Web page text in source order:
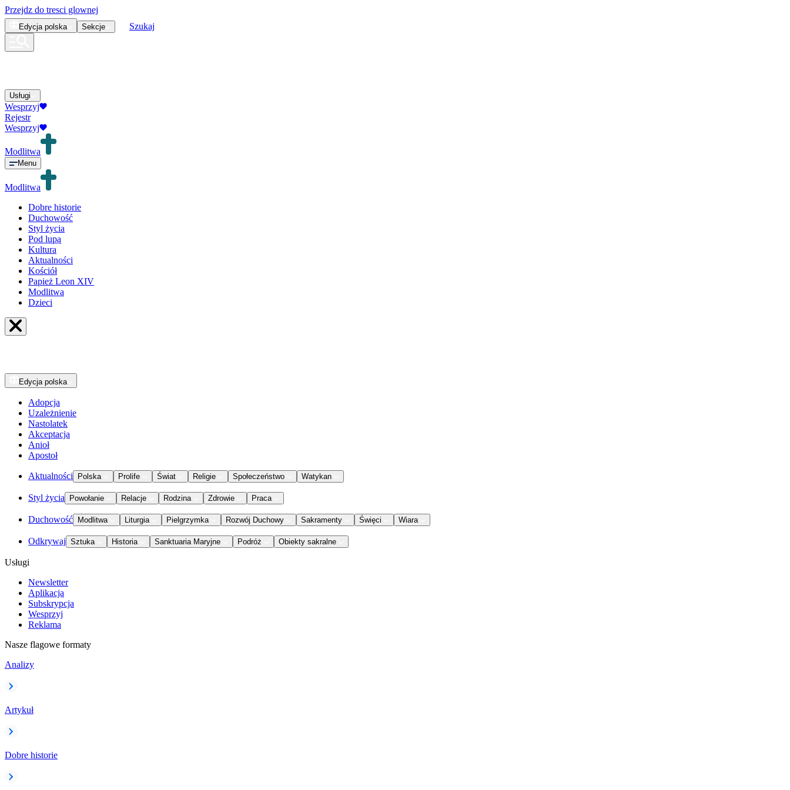
Przejdz do tresci glownej
Edycja polska Sekcje Szukaj
Usługi
Wesprzyj
Rejestr
Wesprzyj
Modlitwa
Menu
Modlitwa
Dobre historie
Duchowość
Styl życia
Pod lupą
Kultura
Aktualności
Kościół
Papież Leon XIV
Modlitwa
Dzieci
Edycja polska
Adopcja
Uzależnienie
Nastolatek
Akceptacja
Anioł
Apostoł
Aktualności Polska Prolife Świat Religie Społeczeństwo Watykan
Styl życia Powołanie Relacje Rodzina Zdrowie Praca
Duchowość Modlitwa Liturgia Pielgrzymka Rozwój Duchowy Sakramenty Święci Wiara
Odkrywaj Sztuka Historia Sanktuaria Maryjne Podróż Obiekty sakralne
Usługi
Newsletter
Aplikacja
Subskrypcja
Wesprzyj
Reklama
Nasze flagowe formaty
Analizy
Artykuł
Dobre historie